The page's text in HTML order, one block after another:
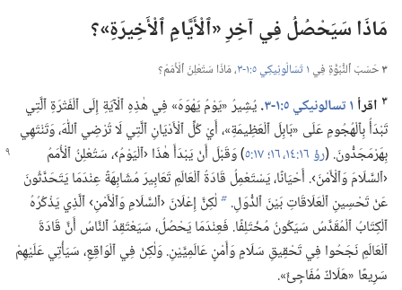
مَاذَا سَيَحْصُلُ فِي آخِرِ «ٱلْأَيَّامِ ٱلْأَخِيرَةِ»؟‏
٣حَسَبَ ٱلنُّبُوَّةِ فِي١ تَسَالُونِيكِي ٥:‏١-‏٣
‏،‏ مَاذَا سَتُعْلِنُ ٱلْأُمَمُ؟‏
٣ اقرأ١ تسالونيكي ٥:‏١-‏٣ ‏.‏يُشِيرُ «يَوْمُ يَهْوَهَ» فِي هٰذِهِ ٱلْآيَةِ إِلَى ٱلْفَتْرَةِ ٱلَّتِي
تَبْدَأُ بِٱلْهُجُومِ عَلَى «بَابِلَ ٱلْعَظِيمَةِ»،‏ أَيْ كُلِّ ٱلْأَدْيَانِ ٱلَّتِي لَا تُرْضِي ٱللّٰهَ،‏ وَتَنْتَهِي
بِهَرْمَجَدُّونَ.‏ (‏رؤ ١٦:‏١٤،‏ ‏)‏ وَقَبْلَ أَنْ يَبْدَأَهٰذَا ‹ٱلْيَوْمُ›،‏ سَتُعْلِنُ ٱلْأُمَمُ
‹ٱلسَّلَامَ وَٱلْأَمْنَ›.‏ أَحْيَانًا،‏ يَسْتَعْمِلُ قَادَةُ ٱلْعَالَمِ تَعَابِيرَ مُشَابِهَةً عِنْدَمَا يَتَحَدَّثُونَ
عَنْ تَحْسِينِ ٱلْعَلَاقَاتِ بَيْنَ ٱلدُّوَلِ.‏ bلٰكِنَّ إِعْلَانَ ‹ٱلسَّلَامِ وَٱلْأَمْنِ› ٱلَّذِي يَذْكُرُهُ
ٱلْكِتَابُ ٱلْمُقَدَّسُ سَيَكُونُ مُخْتَلِفًا.‏ فَعِنْدَمَا يَحْصُلُ،‏ سَيَعْتَقِدُ ٱلنَّاسُ أَنَّ قَادَةَ
ٱلْعَالَمِ نَجَحُوا فِي تَحْقِيقِ سَلَامٍ وَأَمْنٍ عَالَمِيَّيْنِ.‏ وَلٰكِنْ فِي ٱلْوَاقِعِ،‏ سَيَأْتِي عَلَيْهِمْ
سَرِيعًا «هَلَاكٌ مُفَاجِئٌ».‏